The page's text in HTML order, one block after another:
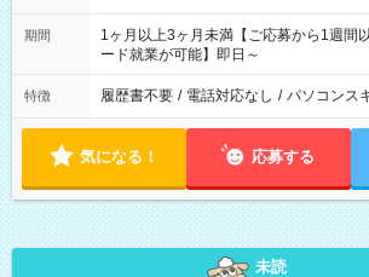
期間
1ヶ月以上3ヶ月未満【ご応募から1週間
ード就業が可能】即日～
特徴 履歴書不要 / 電話対応なし / パソコンス
気になる！ 応募する
未読